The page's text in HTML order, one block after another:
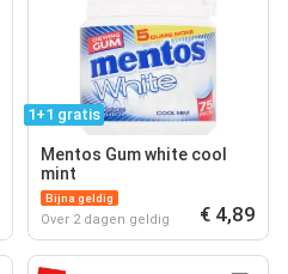
1+1 gratis
Mentos Gum white cool
mint
Bijna geldig
Over 2 dagen geldig € 4,89